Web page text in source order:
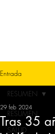
Entrada
RESUMEN
SALUD
RESUMEN
Tras 35
29 feb 2024